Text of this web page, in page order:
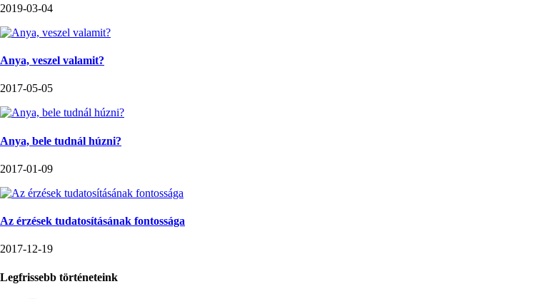
2019-03-04
Anya, veszel valamit?
2017-05-05
Anya, bele tudnál húzni?
2017-01-09
Az érzések tudatosításának fontossága
2017-12-19
Legfrissebb történeteink